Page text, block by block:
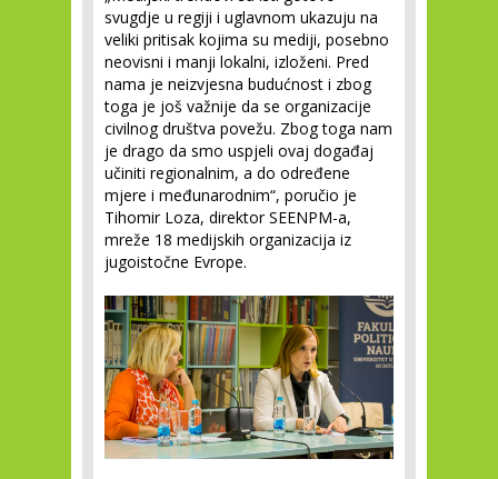
svugdje u regiji i uglavnom ukazuju na
veliki pritisak kojima su mediji, posebno
neovisni i manji lokalni, izloženi. Pred
nama je neizvjesna budućnost i zbog
toga je još važnije da se organizacije
civilnog društva povežu. Zbog toga nam
je drago da smo uspjeli ovaj događaj
učiniti regionalnim, a do određene
mjere i međunarodnim“, poručio je
Tihomir Loza, direktor SEENPM-a,
mreže 18 medijskih organizacija iz
jugoistočne Evrope.